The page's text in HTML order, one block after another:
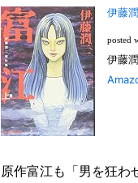
伊藤
posted
伊藤
原作富江も「男を狂わ